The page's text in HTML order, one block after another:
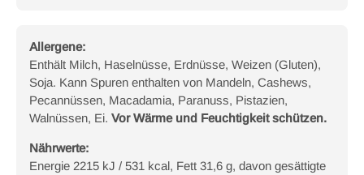
Allergene:
Enthält Milch, Haselnüsse, Erdnüsse, Weizen (Gluten),
Soja. Kann Spuren enthalten von Mandeln, Cashews,
Pecannüssen, Macadamia, Paranuss, Pistazien,
Walnüssen, Ei. Vor Wärme und Feuchtigkeit schützen.
Nährwerte:
Energie 2215 kJ / 531 kcal, Fett 31,6 g, davon gesättigte